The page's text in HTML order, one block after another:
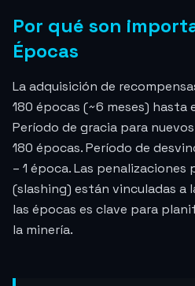
Por qué son
Épocas
La adquisición de
180 épocas (~6 meses)
Período de gracia para
180 épocas. Período de
– 1 época. Las
(slashing) están vinculadas a
las épocas es clave para
la minería.